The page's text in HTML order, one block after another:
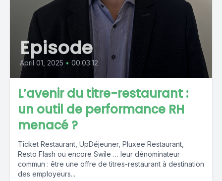
Episode
April 01, 2025 • 00:03:12
L’avenir du titre-restaurant :
un outil de performance RH
menacé ?
Ticket Restaurant, UpDéjeuner, Pluxee Restaurant,
Resto Flash ou encore Swile … leur dénominateur
commun : être une offre de titres-restaurant à destination
des employeurs...